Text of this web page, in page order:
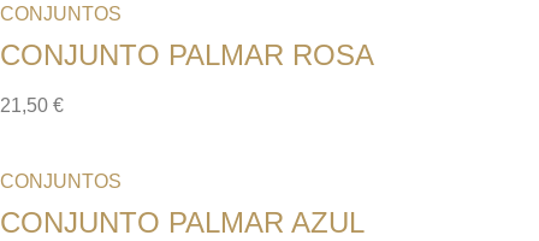
CONJUNTOS
CONJUNTO PALMAR ROSA
21,50 €
CONJUNTOS
CONJUNTO PALMAR AZUL